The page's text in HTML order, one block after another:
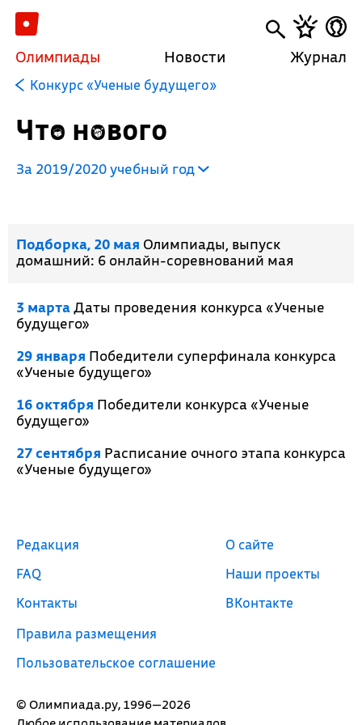
Олимпиады Новости Журнал
Конкурс «Ученые будущего»
Что нового
За 2019/2020 учебный год
Подборка, 20 мая Олимпиады, выпуск
домашний: 6 онлайн-соревнований мая
3 мартаДаты проведения конкурса «Ученые
будущего»
29 января Победители суперфинала конкурса
«Ученые будущего»
16 октября Победители конкурса «Ученые
будущего»
27 сентября Расписание очного этапа конкурса
«Ученые будущего»
© Олимпиада.ру, 1996—2026
Редакция
FAQ
Контакты
Правила размещения
Пользовательское соглашение
О сайте
Наши проекты
ВКонтакте